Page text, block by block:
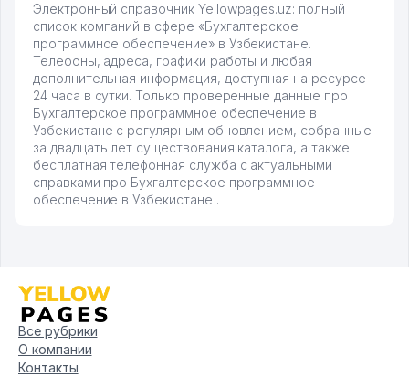
Электронный справочник Yellowpages.uz: полный
список компаний в сфере «Бухгалтерское
программное обеспечение» в Узбекистане.
Телефоны, адреса, графики работы и любая
дополнительная информация, доступная на ресурсе
24 часа в сутки. Только проверенные данные про
Бухгалтерское программное обеспечение в
Узбекистане с регулярным обновлением, собранные
за двадцать лет существования каталога, а также
бесплатная телефонная служба с актуальными
справками про Бухгалтерское программное
обеспечение в Узбекистане .
Все рубрики
О компании
Контакты